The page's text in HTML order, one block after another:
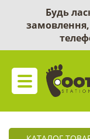
Будь
замовлення,